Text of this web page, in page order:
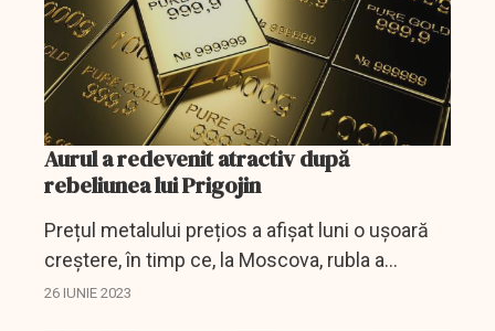
Aurul a redevenit atractiv după
rebeliunea lui Prigojin
Prețul metalului prețios a afișat luni o ușoară
creștere, în timp ce, la Moscova, rubla a
continaut să piardă teren în fața principalelor
26 IUNIE 2023